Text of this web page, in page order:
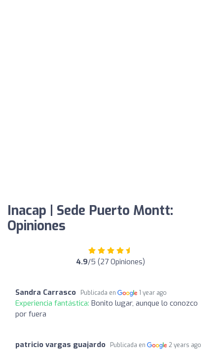
Inacap | Sede Puerto Montt:
Opiniones
4.9/5 (27 Opiniones)
Sandra Carrasco Publicada en 1 year ago
Experiencia fantástica: Bonito lugar, aunque lo conozco
por fuera
patricio vargas guajardo Publicada en 2 years ago